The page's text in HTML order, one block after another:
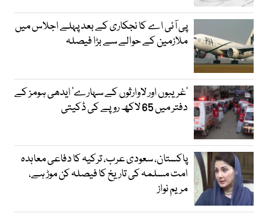
پی آئی اے کا نجکاری کے بعد پہلے اجلاس میں
ملازمین کے حوالے سے بڑا فیصلہ
’غریبوں اور لاوارثوں کے سہارے‘ ایدھی ہومز کے
دفتر میں 65 لاکھ روپے کی ڈکیتی
پاکستان، سعودی عرب، ترکیہ کا دفاعی معاہدہ
امت مسلمہ کی تاریخ کا فیصلہ کن موڑ ہے،
مریم نواز